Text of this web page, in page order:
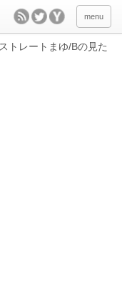
menu
トレートまゆ/Bの見た